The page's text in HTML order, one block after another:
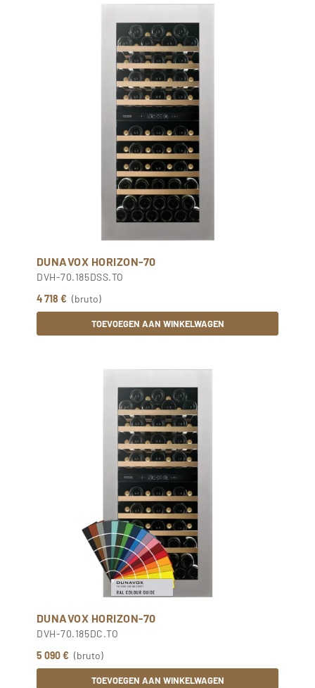
DUNAVOX HORIZON-70
DVH-70.185DSS.TO
4 718 € (bruto)
TOEVOEGEN AAN WINKELWAGEN
DUNAVOX HORIZON-70
DVH-70.185DC.TO
5 090 € (bruto)
TOEVOEGEN AAN WINKELWAGEN